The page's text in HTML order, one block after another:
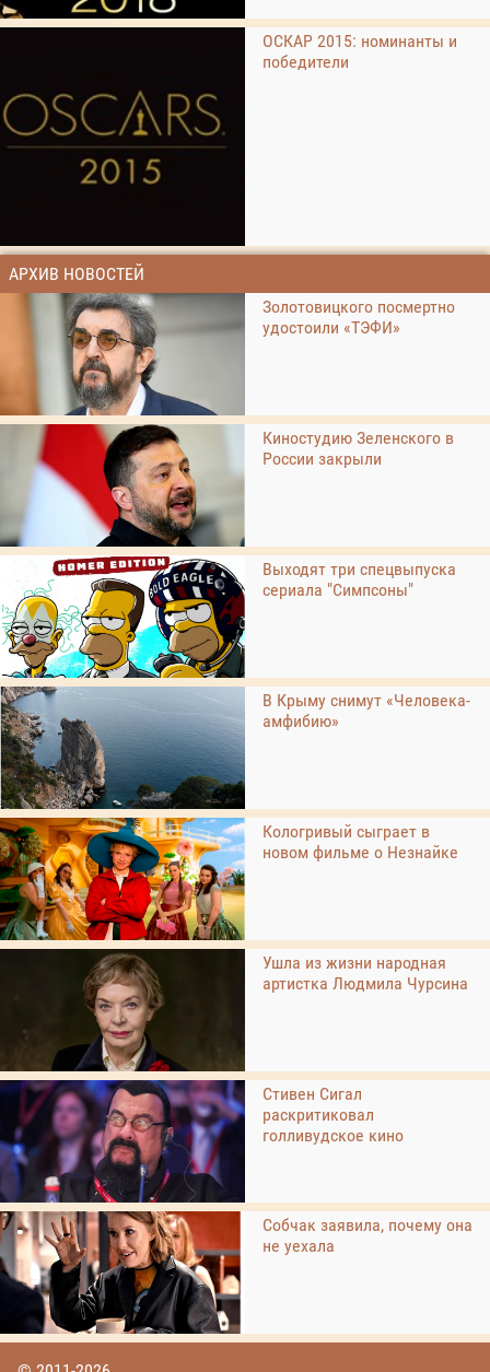
ОСКАР 2015: номинанты и
победители
АРХИВ НОВОСТЕЙ
Золотовицкого посмертно
удостоили «ТЭФИ»
Киностудию Зеленского в
России закрыли
Выходят три спецвыпуска
сериала "Симпсоны"
В Крыму снимут «Человека-
амфибию»
Кологривый сыграет в
новом фильме о Незнайке
Ушла из жизни народная
артистка Людмила Чурсина
Стивен Сигал
раскритиковал
голливудское кино
Собчак заявила, почему она
не уехала